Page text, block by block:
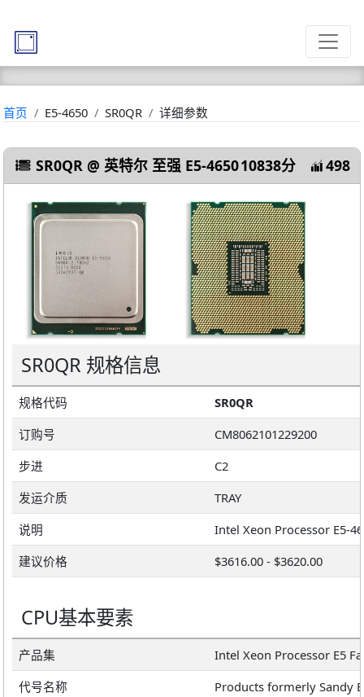
首页 E5-4650 SR0QR 详细参数
SR0QR @ 英特尔 至强 E5-465010838分 498
SR0QR 规格信息
规格代码
SR0QR
订购号
CM8062101229200
步进
C2
发运介质
TRAY
说明
建议价格
$3616.00 - $3620.00
CPU基本要素
产品集
Intel Xeon Processor E5
代号名称
Products formerly Sandy